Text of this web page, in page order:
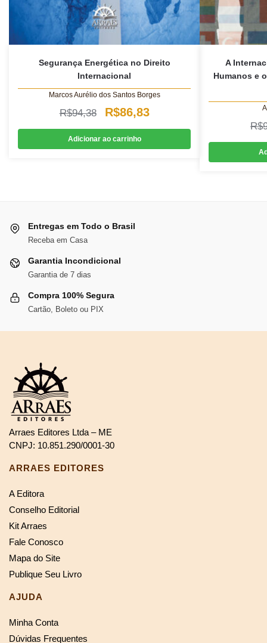
Segurança Energética no Direito
Internacional
Marcos Aurélio dos Santos Borges
R$94,38
O
preço
original
R$86,83O
preço
atual
Adicionar ao carrinho
A
Humanos e
R$
Entregas em Todo o Brasil
Receba em Casa
Garantia Incondicional
Garantia de 7 dias
Compra 100% Segura
Cartão, Boleto ou PIX
Arraes Editores Ltda – ME
CNPJ: 10.851.290/0001-30
ARRAES EDITORES
A Editora
Conselho Editorial
Kit Arraes
Fale Conosco
Mapa do Site
Publique Seu Livro
AJUDA
Minha Conta
Dúvidas Frequentes